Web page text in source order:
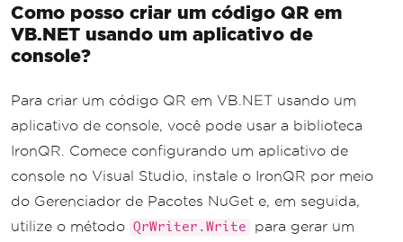
Como posso criar um código QR em
VB.NET usando um aplicativo de
console?
Para criar um código QR em VB.NET usando um
aplicativo de console, você pode usar a biblioteca
IronQR. Comece configurando um aplicativo de
console no Visual Studio, instale o IronQR por meio
do Gerenciador de Pacotes NuGet e, em seguida,
utilize o método QrWriter.Write
para gerar um